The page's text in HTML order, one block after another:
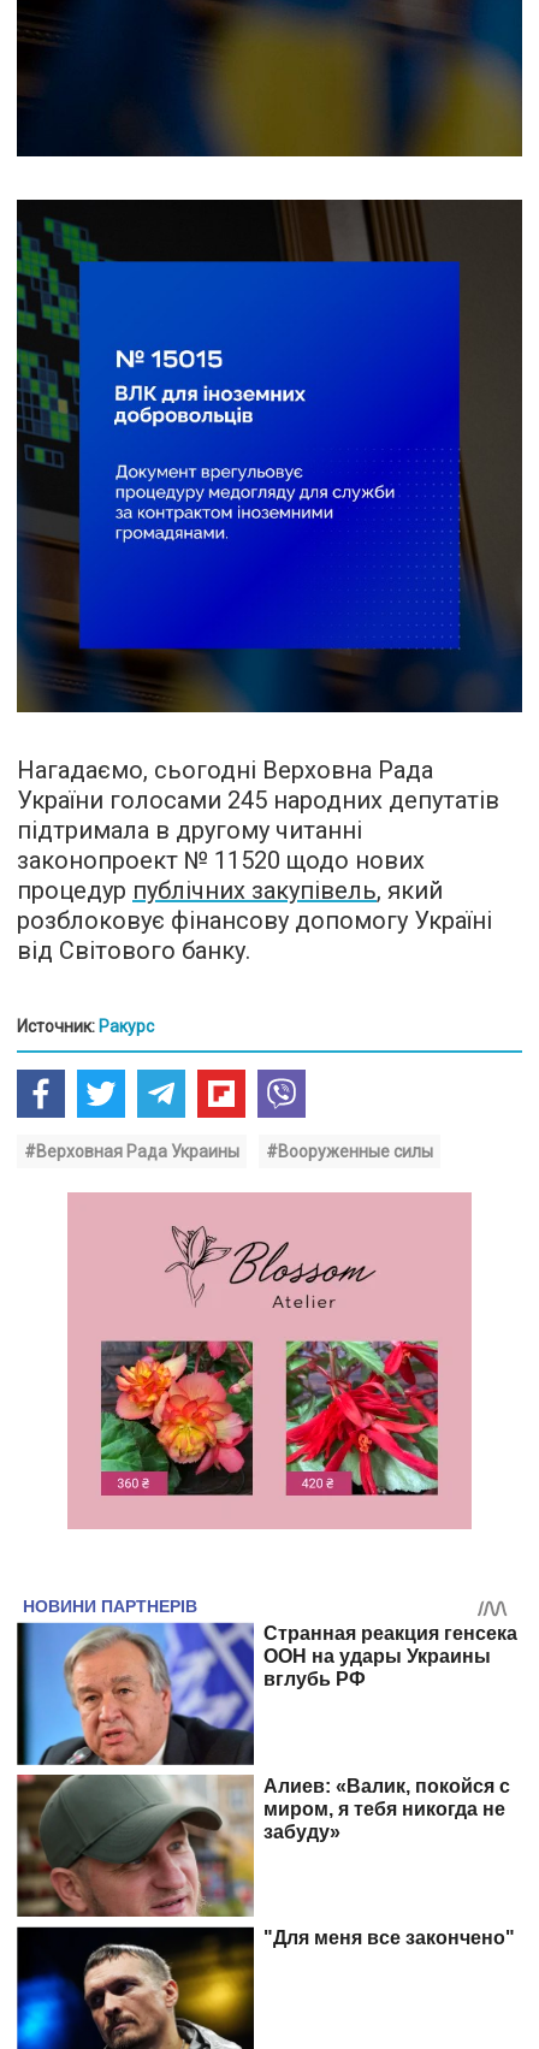
Нагадаємо, сьогодні Верховна Рада
України голосами 245 народних депутатів
підтримала в другому читанні
законопроект № 11520 щодо нових
процедур публічних закупівель, який
розблоковує фінансову допомогу Україні
від Світового банку.
Источник: Ракурс
#Верховная Рада Украины #Вооруженные силы